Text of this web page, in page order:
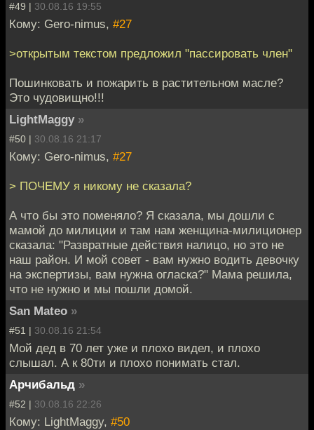
#49 | 30.08.16 19:55
Кому: Gero-nimus, #27
>открытым текстом предложил "пассировать член"
Пошинковать и пожарить в растительном масле?
Это чудовищно!!!
LightMaggy »
#50 | 30.08.16 21:17
Кому: Gero-nimus, #27
> ПОЧЕМУ я никому не сказала?
А что бы это поменяло? Я сказала, мы дошли с
мамой до милиции и там нам женщина-милиционер
сказала: "Развратные действия налицо, но это не
наш район. И мой совет - вам нужно водить девочку
на экспертизы, вам нужна огласка?" Мама решила,
что не нужно и мы пошли домой.
San Mateo »
#51 | 30.08.16 21:54
Мой дед в 70 лет уже и плохо видел, и плохо
слышал. А к 80ти и плохо понимать стал.
Арчибальд »
#52 | 30.08.16 22:26
Кому: LightMaggy, #50